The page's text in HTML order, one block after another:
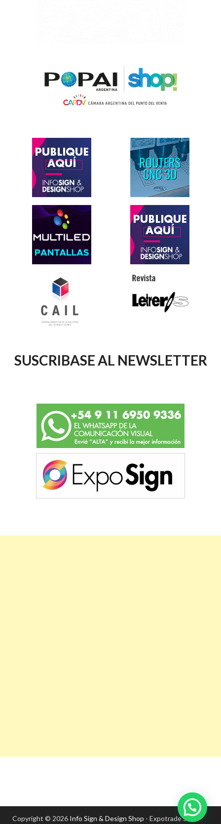
SUSCRIBASE AL NEWSLETTER
Copyright © 2026 Info Sign & Design Shop - Expotrade S.A.